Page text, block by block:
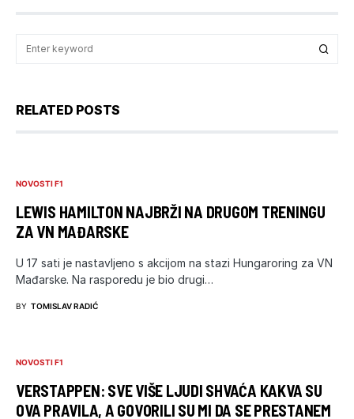
RELATED POSTS
NOVOSTI F1
LEWIS HAMILTON NAJBRŽI NA DRUGOM TRENINGU
ZA VN MAĐARSKE
U 17 sati je nastavljeno s akcijom na stazi Hungaroring za VN
Mađarske. Na rasporedu je bio drugi…
BY TOMISLAV RADIĆ
NOVOSTI F1
VERSTAPPEN: SVE VIŠE LJUDI SHVAĆA KAKVA SU
OVA PRAVILA, A GOVORILI SU MI DA SE PRESTANEM